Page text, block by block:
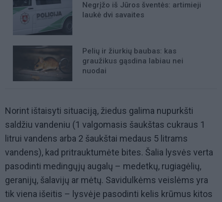
Negrįžo iš Jūros šventės: artimieji
laukė dvi savaites
Pelių ir žiurkių baubas: kas
graužikus gąsdina labiau nei
nuodai
Norint ištaisyti situaciją, žiedus galima nupurkšti
saldžiu vandeniu (1 valgomasis šaukštas cukraus 1
litrui vandens arba 2 šaukštai medaus 5 litrams
vandens), kad pritrauktumėte bites. Šalia lysvės verta
pasodinti medingųjų augalų – medetkų, rugiagėlių,
geranijų, šalavijų ar mėtų. Savidulkėms veislėms yra
tik viena išeitis – lysvėje pasodinti kelis krūmus kitos